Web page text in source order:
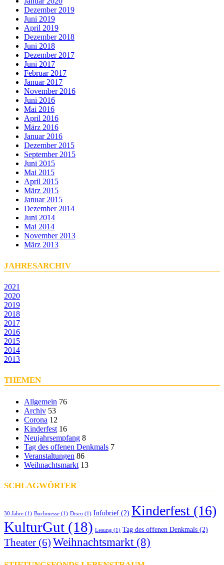
Dezember 2019
Juni 2019
April 2019
Dezember 2018
Juni 2018
Dezember 2017
Juni 2017
Februar 2017
Januar 2017
November 2016
Juni 2016
Mai 2016
April 2016
März 2016
Januar 2016
Dezember 2015
September 2015
Juni 2015
Mai 2015
April 2015
März 2015
Januar 2015
Dezember 2014
Juni 2014
Mai 2014
November 2013
März 2013
JAHRESARCHIV
2021
2020
2019
2018
2017
2016
2015
2014
2013
THEMEN
Allgemein 76
Archiv 53
Corona 12
Kinderfest 16
Neujahrsempfang 8
Tag des offenen Denkmals 7
Veranstaltungen 86
Weihnachtsmarkt 13
SCHLAGWÖRTER
30 Jahre (1) Buchmesse (1) Disco (1) Infobrief (2) Kinderfest (16)
KulturGut (18) Lesung (1) Tag des offenen Denkmals (2)
Theater (6) Weihnachtsmarkt (8)